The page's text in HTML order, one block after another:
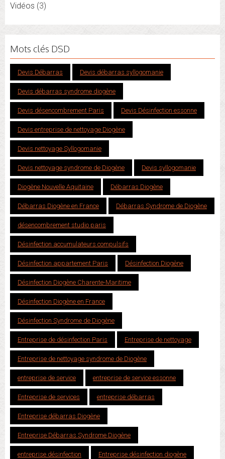
Vidéos (3)
Mots clés DSD
Devis Débarras Devis débarras syllogomanie
Devis débarras syndrome diogène
Devis désencombrement Paris Devis Désinfection essonne
Devis entreprise de nettoyage Diogène
Devis nettoyage Syllogomanie
Devis nettoyage syndrome de Diogène Devis syllogomanie
Diogène Nouvelle Aquitaine Débarras Diogène
Débarras Diogène en France Débarras Syndrome de Diogène
désencombrement studio paris
Désinfection accumulateurs compulsifs
Désinfection appartement Paris Désinfection Diogène
Désinfection Diogène Charente-Maritime
Désinfection Diogène en France
Désinfection Syndrome de Diogène
Entreprise de désinfection Paris Entreprise de nettoyage
Entreprise de nettoyage syndrome de Diogène
entreprise de service entreprise de service essonne
Entreprise de services entreprise débarras
Entreprise débarras Diogène
Entreprise Débarras Syndrome Diogène
entreprise désinfection Entreprise désinfection diogène